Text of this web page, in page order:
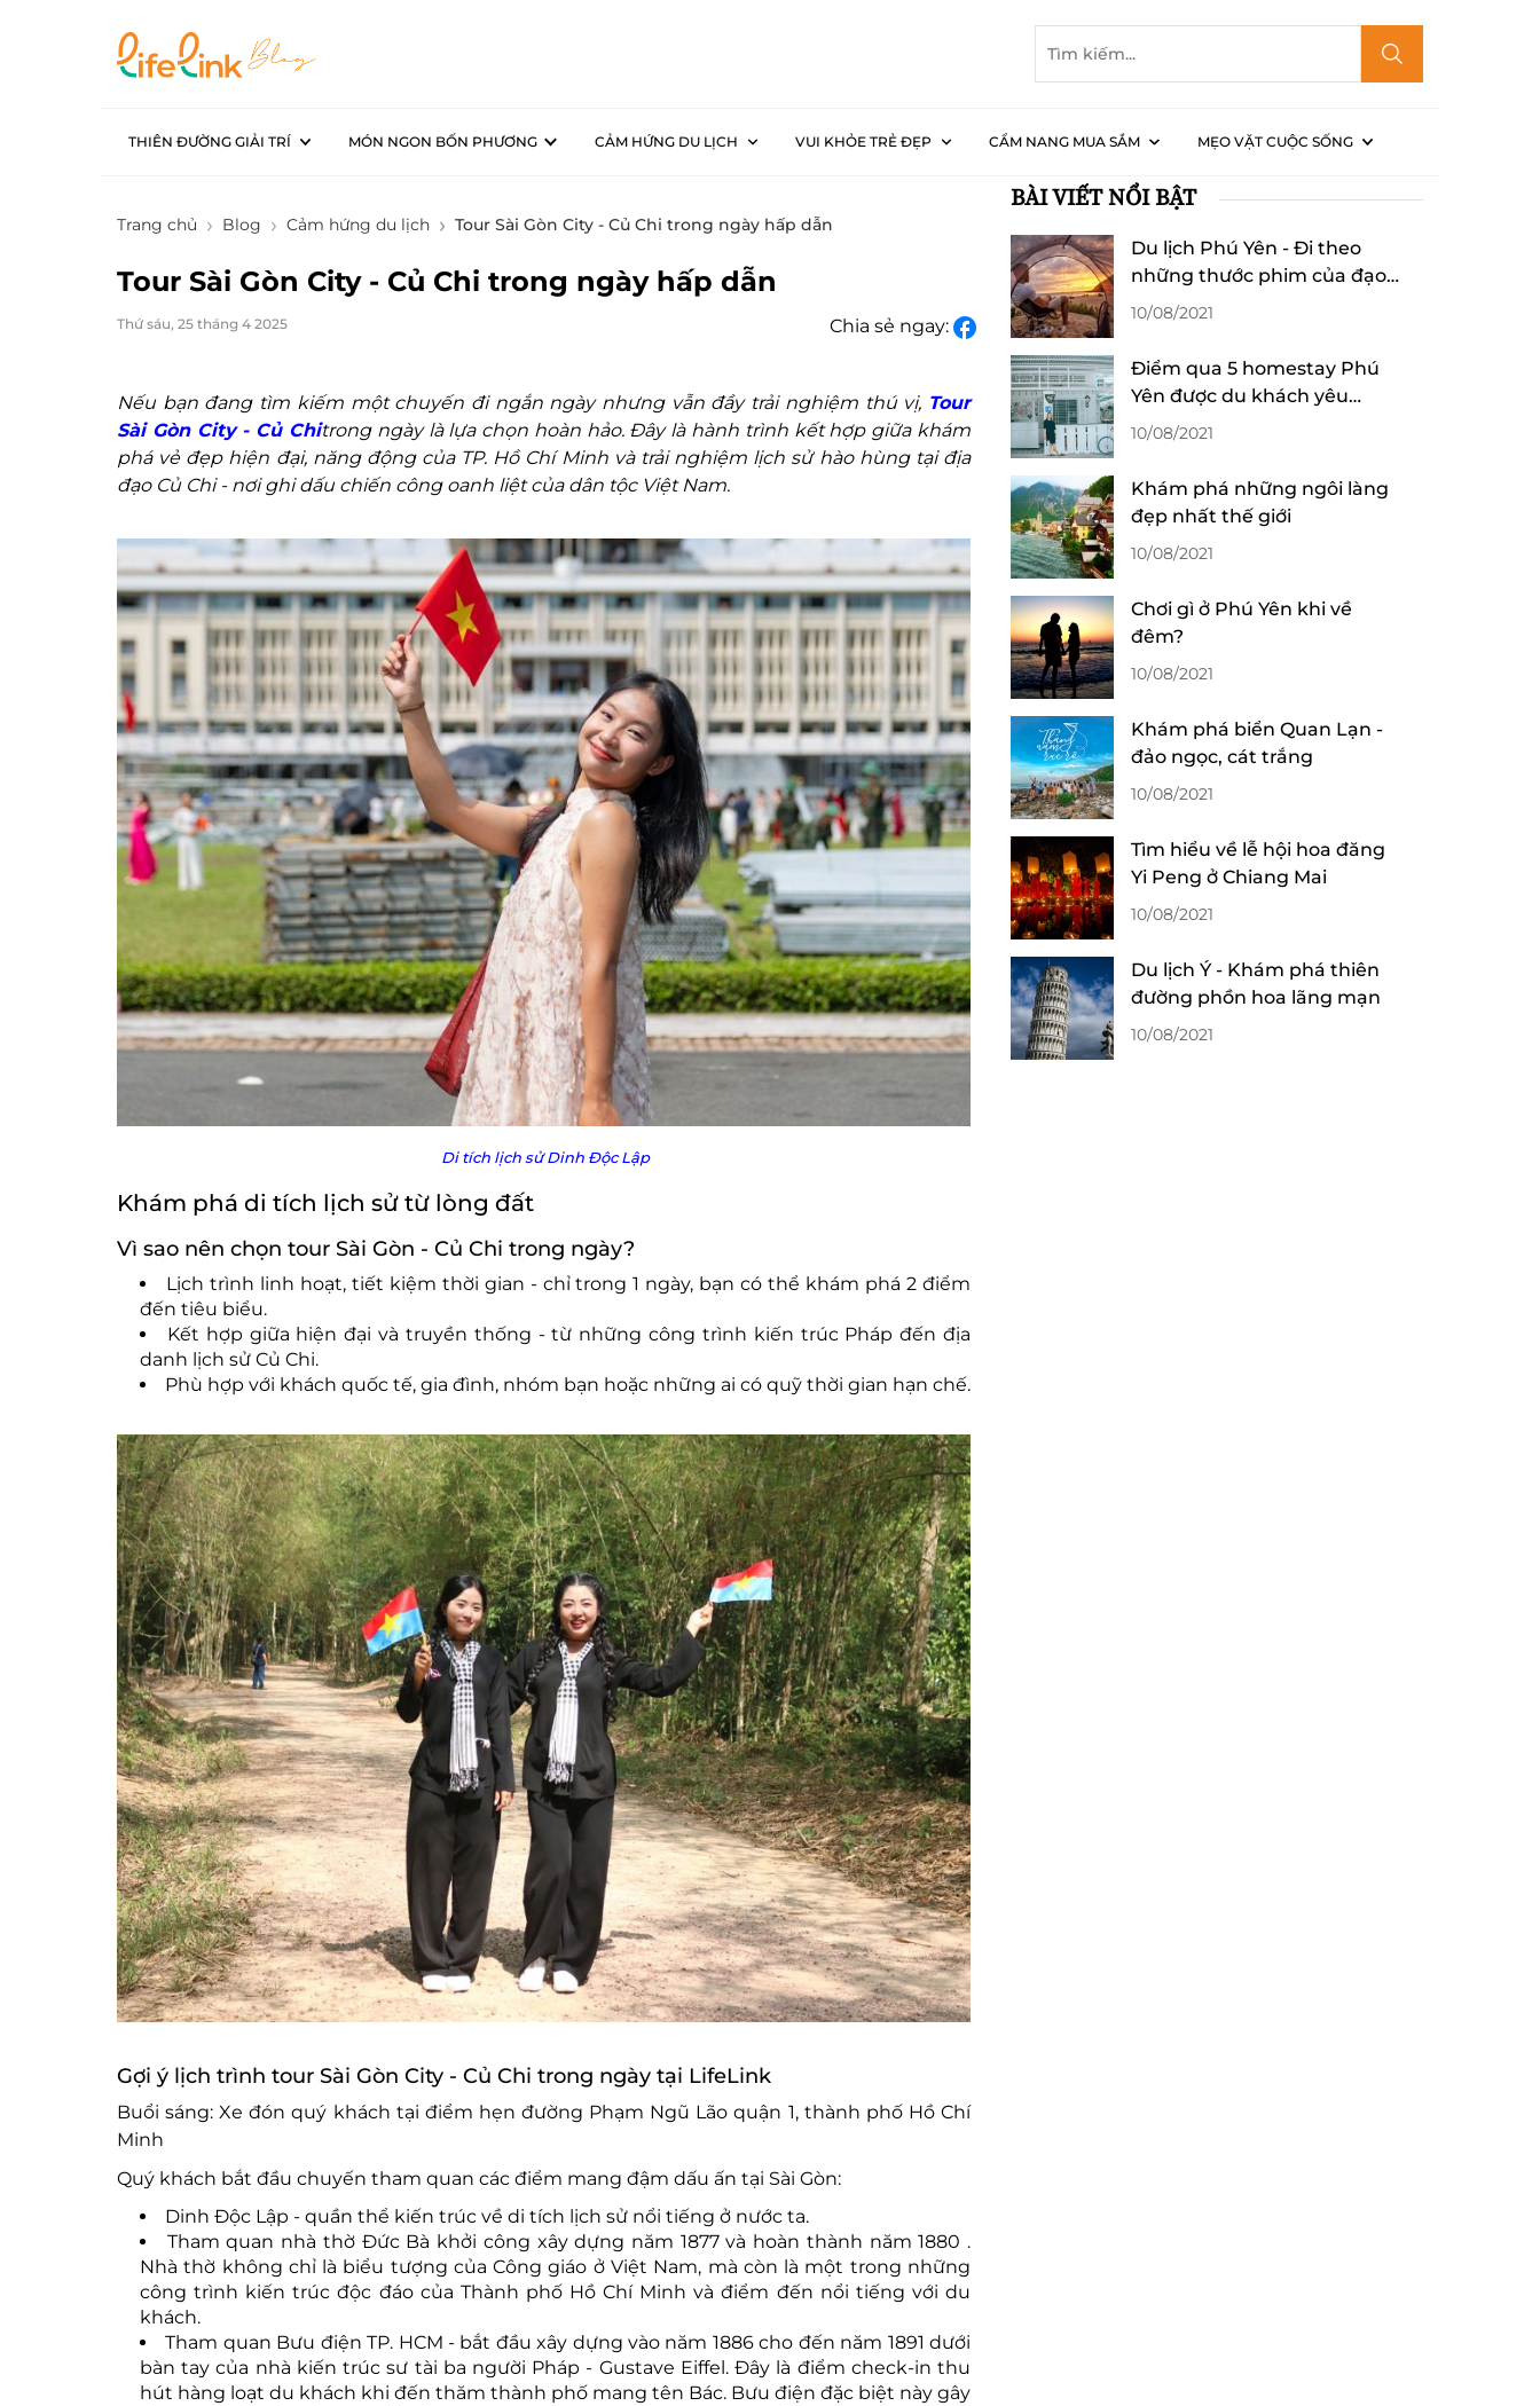
THIÊN ĐƯỜNG GIẢI TRÍ MÓN NGON BỐN PHƯƠNG CẢM HỨNG DU LỊCH VUI KHỎE TRẺ ĐẸP CẨM NANG MUA SẮM MẸO VẶT CUỘC SỐNG
Trang chủ Blog Cảm hứng du lịch Tour Sài Gòn City - Củ Chi trong ngày hấp dẫn
Tour Sài Gòn City - Củ Chi trong ngày hấp dẫn
Thứ sáu, 25 tháng 4 2025 Chia sẻ ngay:
Nếu bạn đang tìm kiếm một chuyến đi ngắn ngày nhưng vẫn đầy trải nghiệm thú vị, Tour
Sài Gòn City - Củ Chitrong ngày là lựa chọn hoàn hảo. Đây là hành trình kết hợp giữa khám
phá vẻ đẹp hiện đại, năng động của TP. Hồ Chí Minh và trải nghiệm lịch sử hào hùng tại địa
đạo Củ Chi - nơi ghi dấu chiến công oanh liệt của dân tộc Việt Nam.
Di tích lịch sử Dinh Độc Lập
Khám phá di tích lịch sử từ lòng đất
Vì sao nên chọn tour Sài Gòn - Củ Chi trong ngày?
Lịch trình linh hoạt, tiết kiệm thời gian - chỉ trong 1 ngày, bạn có thể khám phá 2 điểm
đến tiêu biểu.
Kết hợp giữa hiện đại và truyền thống - từ những công trình kiến trúc Pháp đến địa
danh lịch sử Củ Chi.
Phù hợp với khách quốc tế, gia đình, nhóm bạn hoặc những ai có quỹ thời gian hạn chế.
Gợi ý lịch trình tour Sài Gòn City - Củ Chi trong ngày tại LifeLink
Buổi sáng: Xe đón quý khách tại điểm hẹn đường Phạm Ngũ Lão quận 1, thành phố Hồ Chí
Minh
Quý khách bắt đầu chuyến tham quan các điểm mang đậm dấu ấn tại Sài Gòn:
Dinh Độc Lập - quần thể kiến trúc về di tích lịch sử nổi tiếng ở nước ta.
Tham quan nhà thờ Đức Bà khởi công xây dựng năm 1877 và hoàn thành năm 1880 .
Nhà thờ không chỉ là biểu tượng của Công giáo ở Việt Nam, mà còn là một trong những
công trình kiến trúc độc đáo của Thành phố Hồ Chí Minh và điểm đến nổi tiếng với du
khách.
Tham quan Bưu điện TP. HCM - bắt đầu xây dựng vào năm 1886 cho đến năm 1891 dưới
bàn tay của nhà kiến trúc sư tài ba người Pháp - Gustave Eiffel. Đây là điểm check-in thu
hút hàng loạt du khách khi đến thăm thành phố mang tên Bác. Bưu điện đặc biệt này gây
BÀI VIẾT NỔI BẬT
Du lịch Phú Yên - Đi theo
những thước phim của đạo
diễn Victor Vũ
10/08/2021
Điểm qua 5 homestay Phú
Yên được du khách yêu
thích
10/08/2021
Khám phá những ngôi làng
đẹp nhất thế giới
10/08/2021
Chơi gì ở Phú Yên khi về
đêm?
10/08/2021
Khám phá biển Quan Lạn -
đảo ngọc, cát trắng
10/08/2021
Tìm hiểu về lễ hội hoa đăng
Yi Peng ở Chiang Mai
10/08/2021
Du lịch Ý - Khám phá thiên
đường phồn hoa lãng mạn
10/08/2021